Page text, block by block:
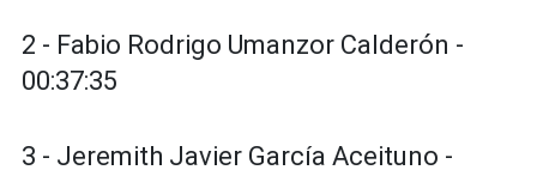
2 - Fabio Rodrigo Umanzor Calderón -
00:37:35
3 - Jeremith Javier García Aceituno -